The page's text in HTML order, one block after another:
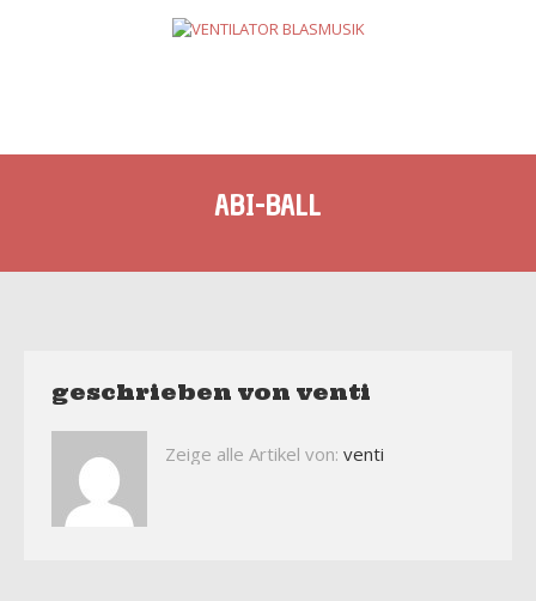
ABI-BALL
geschrieben von venti
Zeige alle Artikel von: venti